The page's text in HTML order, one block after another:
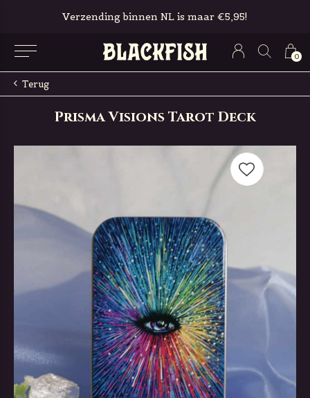
0
Verzending binnen NL is maar €5,95!
Terug
Prisma Visions Tarot Deck